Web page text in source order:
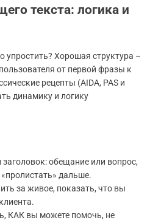
текста: логика и
упростить? Хорошая структура –
от первой фразы к
рецепты (AIDA, PAS и
динамику и логику
обещание или вопрос,
дальше.
за живое, показать, что вы
КАК вы можете помочь, не